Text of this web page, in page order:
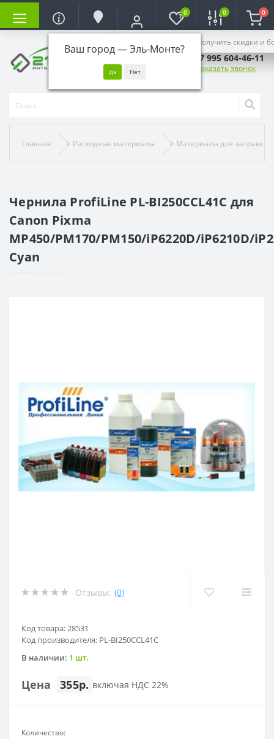
Ваш город —Эль-Монте?
Войдите, чтобы получить скидки и
0 0 0
+7 995 604-46-11
Заказать звонок
Главная Расходные материалы Материалы для заправки
Чернила ProfiLine PL-BI250CCL41C для
Canon Pixma
MP450/PM170/PM150/iP6220D/iP6210D/
Cyan
Отзывы: (0)
Код товара: 28531
Код производителя: PL-BI250CCL41C
В наличии: 1 шт.
Цена 355р. включая НДС 22%
Количество: